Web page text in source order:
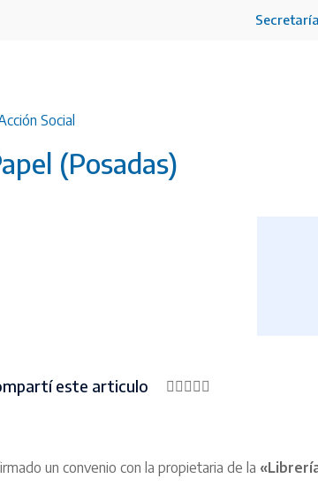
Social
(Posadas)
este articulo
un convenio con la propietaria de la